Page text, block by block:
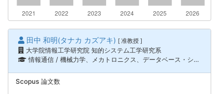
田中 和明(タナカ カズアキ) [ 准教授 ]
大学院情報工学研究院 知的システム工学研究系
情報通信 / 機械力学、メカトロニクス、データベース・システム、情報通信 / ロボティクス、知能機械システム
Scopus 論文数